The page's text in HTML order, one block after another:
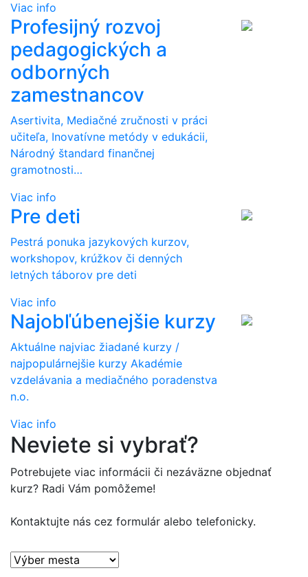
Viac info
Profesijný rozvoj
pedagogických a
odborných
zamestnancov
Asertivita, Mediačné zručnosti v práci
učiteľa, Inovatívne metódy v edukácii,
Národný štandard finančnej
gramotnosti…
Viac info
Pre deti
Pestrá ponuka jazykových kurzov,
workshopov, krúžkov či denných
letných táborov pre deti
Viac info
Najobľúbenejšie kurzy
Aktuálne najviac žiadané kurzy /
najpopulárnejšie kurzy Akadémie
vzdelávania a mediačného poradenstva
n.o.
Viac info
Neviete si vybrať?
Potrebujete viac informácii či nezáväzne objednať
kurz? Radi Vám pomôžeme!
Kontaktujte nás cez formulár alebo telefonicky.